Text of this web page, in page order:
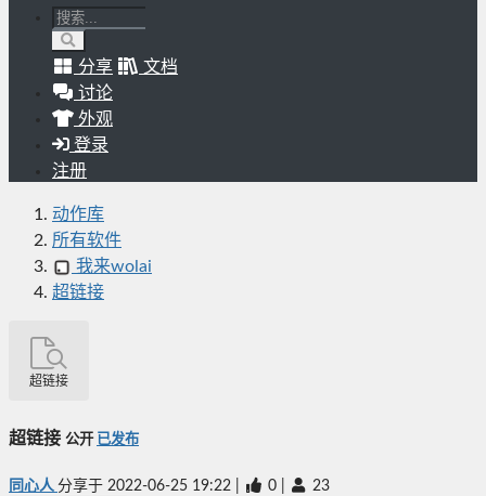
分享
文档
讨论
外观
登录
注册
动作库
所有软件
我来wolai
超链接
超链接
超链接 公开 已发布
同心人 分享于 2022-06-25 19:22 0 23